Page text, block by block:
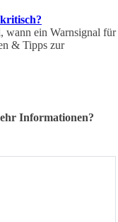
wann ein Warnsignal für
& Tipps zur
Informationen?